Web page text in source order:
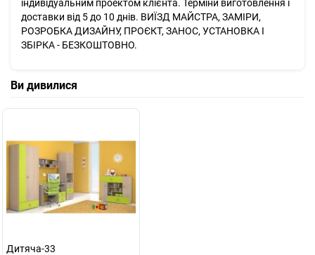
індивідуальним проектом клієнта. Терміни виготовлення і
доставки від 5 до 10 днів. ВИЇЗД МАЙСТРА, ЗАМІРИ,
РОЗРОБКА ДИЗАЙНУ, ПРОЄКТ, ЗАНОС, УСТАНОВКА І
ЗБІРКА - БЕЗКОШТОВНО.
Ви дивилися
Дитяча-33